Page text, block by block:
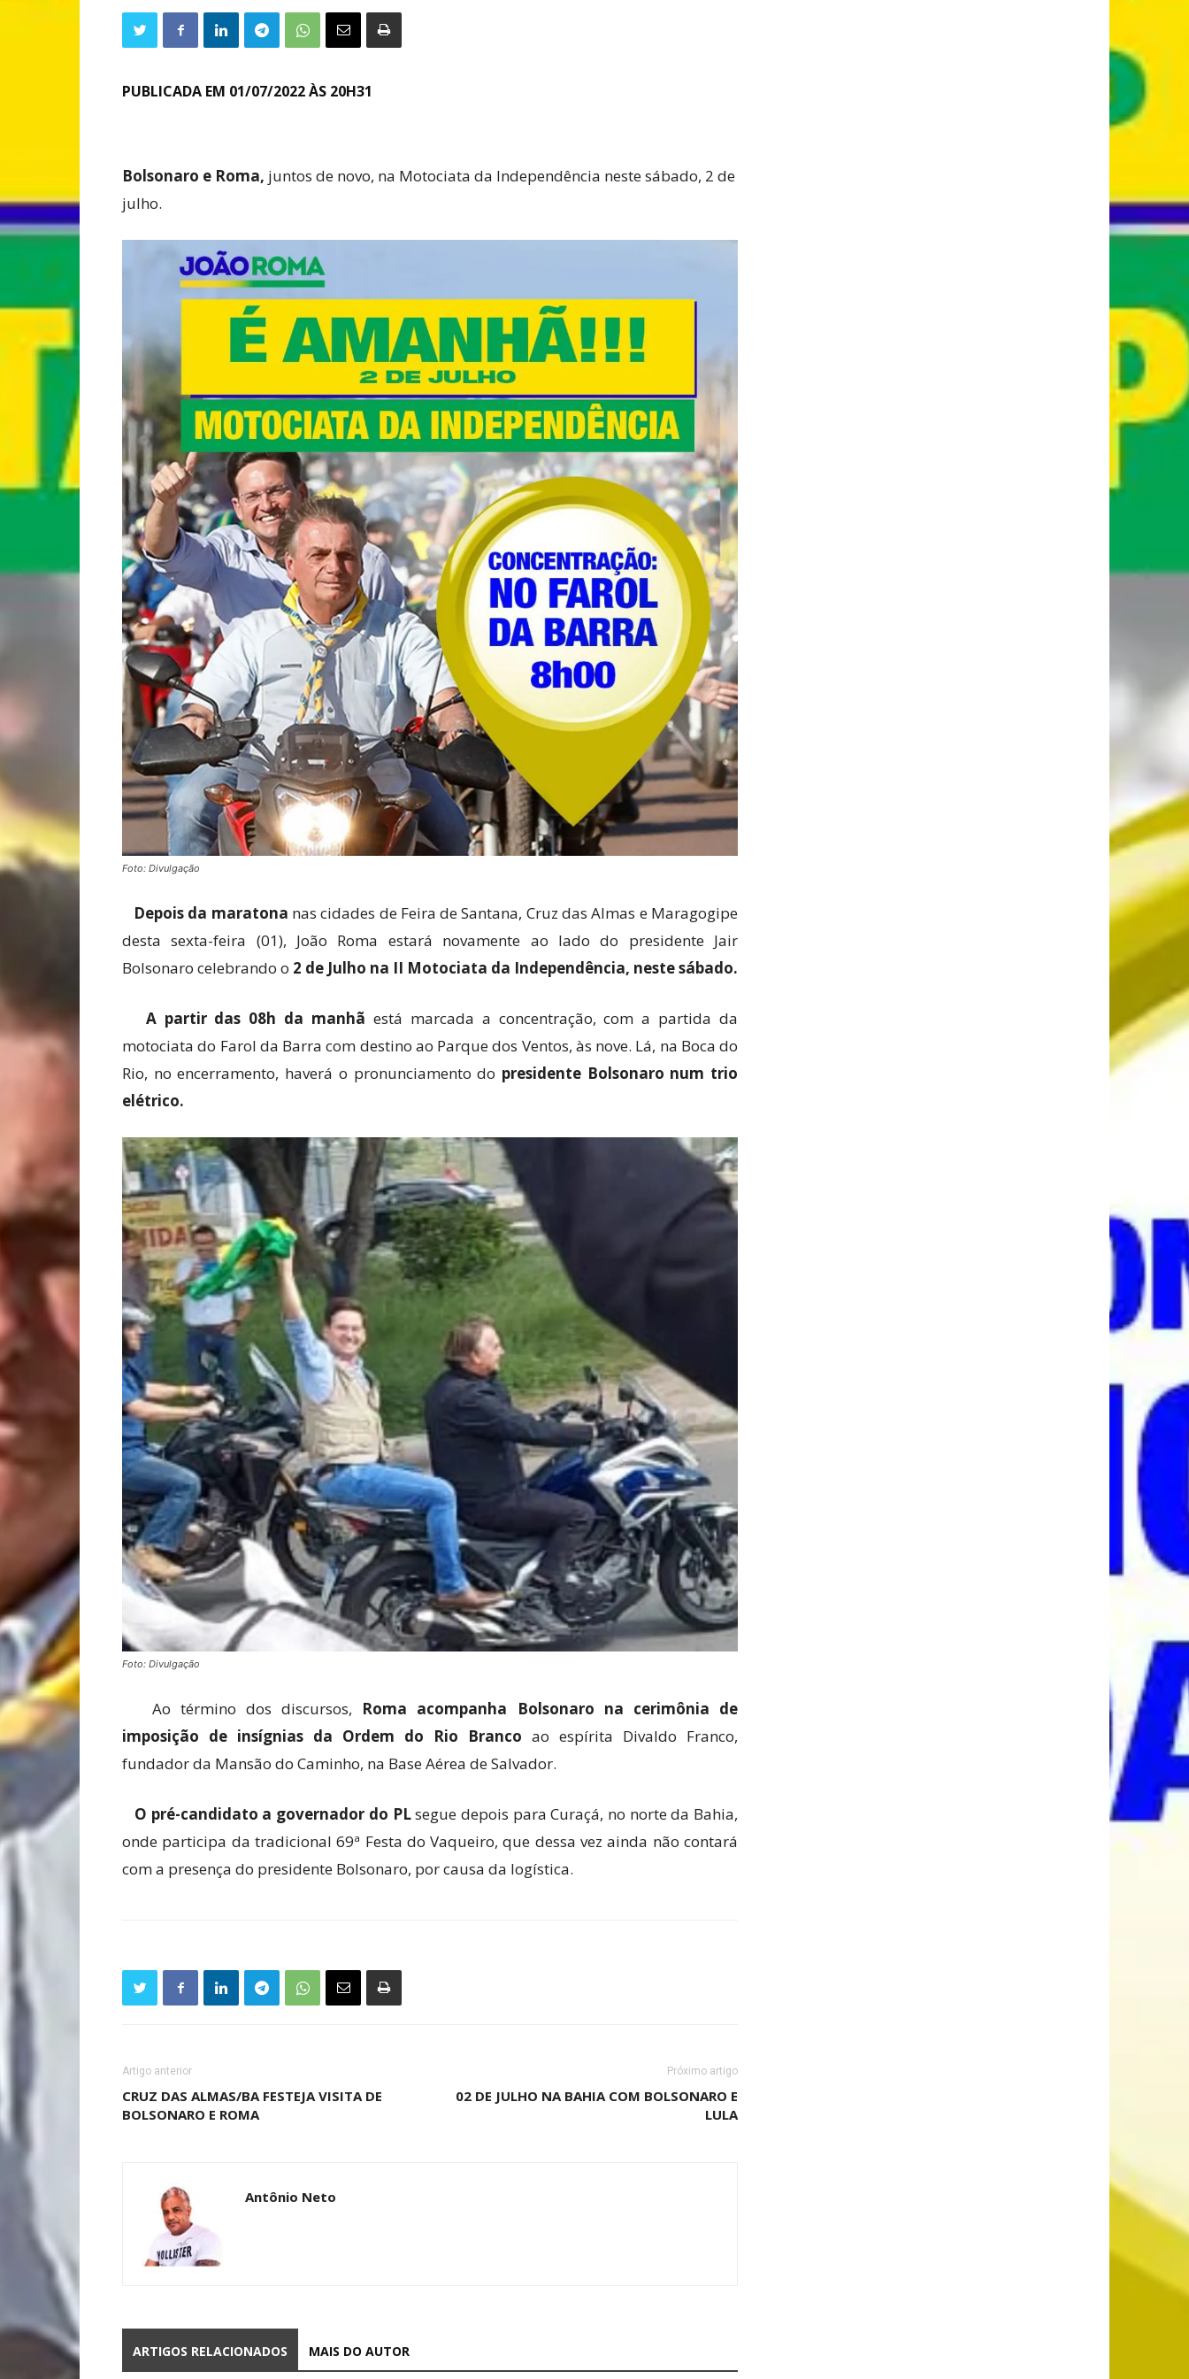
PUBLICADA EM 01/07/2022 ÀS 20H31
Bolsonaro e Roma, juntos de novo, na Motociata da Independência neste sábado, 2 de
julho.
Foto: Divulgação
Depois da maratona nas cidades de Feira de Santana, Cruz das Almas e Maragogipe
desta sexta-feira (01), João Roma estará novamente ao lado do presidente Jair
Bolsonaro celebrando o 2 de Julho na II Motociata da Independência, neste sábado.
A partir das 08h da manhã está marcada a concentração, com a partida da
motociata do Farol da Barra com destino ao Parque dos Ventos, às nove. Lá, na Boca do
Rio, no encerramento, haverá o pronunciamento do presidente Bolsonaro num trio
elétrico.
Foto: Divulgação
Ao término dos discursos, Roma acompanha Bolsonaro na cerimônia de
imposição de insígnias da Ordem do Rio Branco ao espírita Divaldo Franco,
fundador da Mansão do Caminho, na Base Aérea de Salvador.
O pré-candidato a governador do PLsegue depois para Curaçá, no norte da Bahia,
onde participa da tradicional 69ª Festa do Vaqueiro, que dessa vez ainda não contará
com a presença do presidente Bolsonaro, por causa da logística.
Artigo anterior
CRUZ DAS ALMAS/BA FESTEJA VISITA DE
BOLSONARO E ROMA
Próximo artigo
02 DE JULHO NA BAHIA COM BOLSONARO E
LULA
Antônio Neto
ARTIGOS RELACIONADOS MAIS DO AUTOR